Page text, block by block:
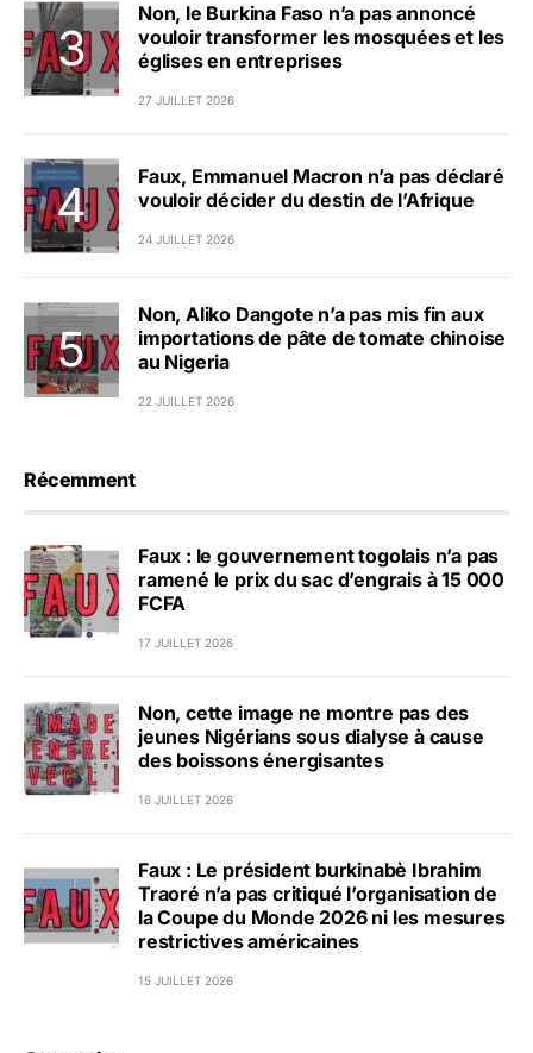
Non, le Burkina Faso n’a pas annoncé
vouloir transformer les mosquées et les
églises en entreprises
27 JUILLET 2026
Faux, Emmanuel Macron n’a pas déclaré
vouloir décider du destin de l’Afrique
24 JUILLET 2026
Non, Aliko Dangote n’a pas mis fin aux
importations de pâte de tomate chinoise
au Nigeria
22 JUILLET 2026
Récemment
Faux : le gouvernement togolais n’a pas
ramené le prix du sac d’engrais à 15 000
FCFA
17 JUILLET 2026
Non, cette image ne montre pas des
jeunes Nigérians sous dialyse à cause
des boissons énergisantes
16 JUILLET 2026
Faux : Le président burkinabè Ibrahim
Traoré n’a pas critiqué l’organisation de
la Coupe du Monde 2026 ni les mesures
restrictives américaines
15 JUILLET 2026